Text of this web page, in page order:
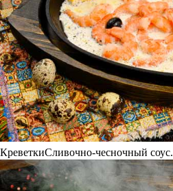
КреветкиСливочно-чесночный соус.